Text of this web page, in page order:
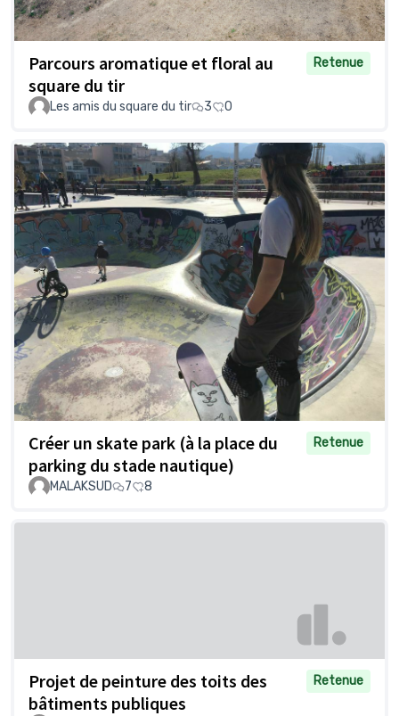
Parcours aromatique et floral au
square du tir
Retenue
Les amis du square du tir 3 0
Créer un skate park (à la place du
parking du stade nautique)
Retenue
MALAKSUD 7 8
Projet de peinture des toits des
bâtiments publiques
Retenue